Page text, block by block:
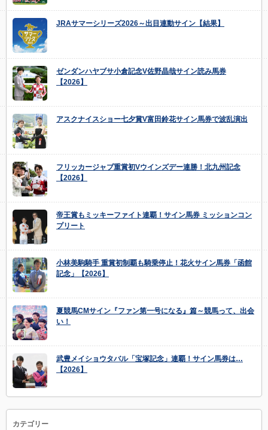
JRAサマーシリーズ2026～出目連動サイン【結果】
ゼンダンハヤブサ小倉記念V佐野晶哉サイン読み馬券
【2026】
アスクナイスショー七夕賞V富田鈴花サイン馬券で波乱演出
フリッカージャブ重賞初Vウインズデー連勝！北九州記念
【2026】
帝王賞もミッキーファイト連覇！サイン馬券 ミッションコン
プリート
小林美駒騎手 重賞初制覇も騎乗停止！花火サイン馬券「函館
記念」【2026】
夏競馬CMサイン『ファン第一号になる』篇～競馬って、出会
い！
武豊メイショウタバル「宝塚記念」連覇！サイン馬券は…
【2026】
カテゴリー